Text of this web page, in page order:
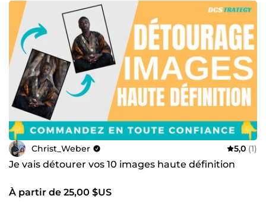
Christ_Weber 5,0 (1)
Je vais détourer vos 10 images haute définition
À partir de 25,00 $US